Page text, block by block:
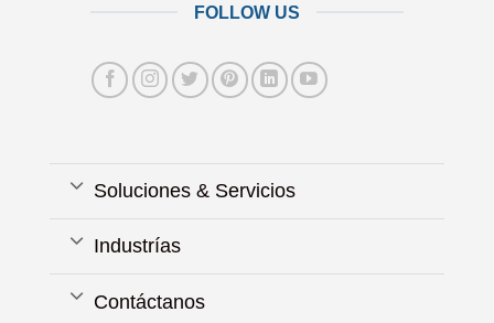
FOLLOW US
Soluciones & Servicios
Industrías
Contáctanos